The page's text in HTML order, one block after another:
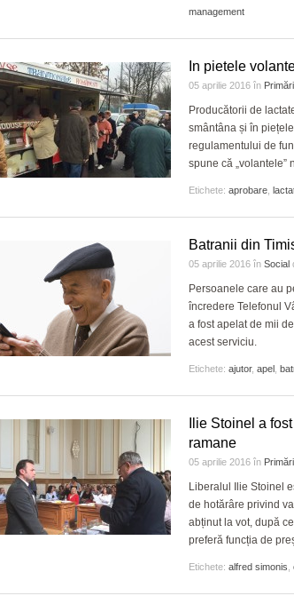
management
In pietele
05 aprilie 2016 în
Producătorii de
smântâna și în
regulamentului de
spune că
Etichete: aprobare
Batranii din
05 aprilie 2016 în Social
Persoanele care au
încredere Telefonul
a fost apelat de mii
acest serviciu.
Etichete: ajutor, apel
Ilie Stoinel a
ramane
05 aprilie 2016 în
Liberalul Ilie Stoinel
de hotărâre privind
abținut la vot, după
preferă funcția de
Etichete: alfred simonis